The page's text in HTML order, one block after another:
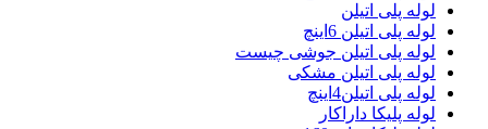
لوله پلی اتیلن
لوله پلی اتیلن 6اینچ
لوله پلی اتیلن جوشی چیست
لوله پلی اتیلن مشکی
لوله پلی اتیلن4اینچ
لوله پلیکا داراکار